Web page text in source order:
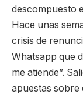
descompuesto
Hace unas
crisis de
Whatsapp que
me atiende”.
apuestas sobre